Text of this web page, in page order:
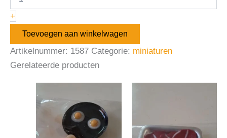
+
Toevoegen aan winkelwagen
Artikelnummer: 1587 Categorie: miniaturen
Gerelateerde producten